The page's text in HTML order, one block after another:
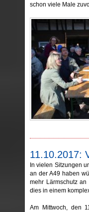
schon viele Male
11.10.2017:
In vielen Sitzungen
an der A49 haben
mehr Lärmschutz
dies in einem
Am Mittwoch, den